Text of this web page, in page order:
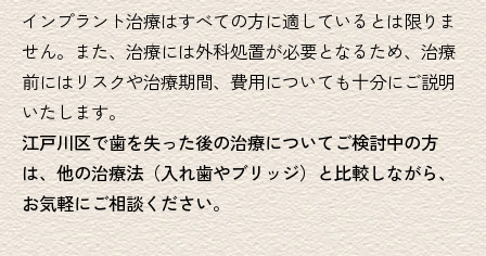
インプラント治療はすべての方に適しているとは限りま
せん。また、治療には外科処置が必要となるため、治療
前にはリスクや治療期間、費用についても十分にご説明
いたします。
江戸川区で歯を失った後の治療についてご検討中の方
は、他の治療法（入れ歯やブリッジ）と比較しながら、
お気軽にご相談ください。